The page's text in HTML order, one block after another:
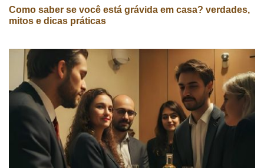
Como saber se você está grávida em casa? verdades,
mitos e dicas práticas